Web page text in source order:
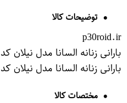
توضیحات کالا
p30roid.ir
بارانی زنانه السانا مدل نیلان کد 101009
بارانی زنانه السانا مدل نیلان کد 101009
مختصات کالا